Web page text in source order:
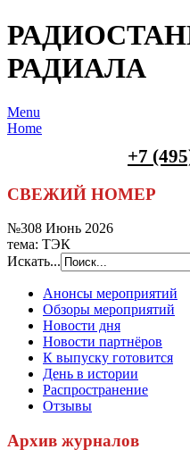
РАДИАЛА
Menu
Home
+7
СВЕЖИЙ НОМЕР
№308 Июнь 2026
тема: ТЭК
Искать...
Анонсы мероприятий
Обзоры мероприятий
Новости дня
Новости партнёров
К выпуску готовится
День в истории
Распространение
Отзывы
Архив журналов